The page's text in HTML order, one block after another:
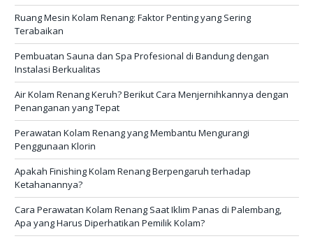
Ruang Mesin Kolam Renang: Faktor Penting yang Sering
Terabaikan
Pembuatan Sauna dan Spa Profesional di Bandung dengan
Instalasi Berkualitas
Air Kolam Renang Keruh? Berikut Cara Menjernihkannya dengan
Penanganan yang Tepat
Perawatan Kolam Renang yang Membantu Mengurangi
Penggunaan Klorin
Apakah Finishing Kolam Renang Berpengaruh terhadap
Ketahanannya?
Cara Perawatan Kolam Renang Saat Iklim Panas di Palembang,
Apa yang Harus Diperhatikan Pemilik Kolam?